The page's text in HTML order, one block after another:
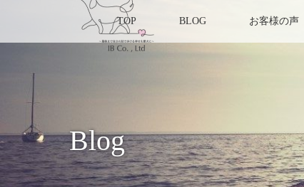
TOP BLOG お客様の声
Blog